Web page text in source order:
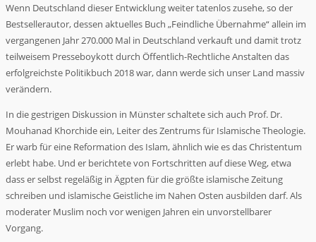
Wenn Deutschland dieser Entwicklung weiter tatenlos zusehe, so der
Bestsellerautor, dessen aktuelles Buch „Feindliche Übernahme“ allein im
vergangenen Jahr 270.000 Mal in Deutschland verkauft und damit trotz
teilweisem Presseboykott durch Öffentlich-Rechtliche Anstalten das
erfolgreichste Politikbuch 2018 war, dann werde sich unser Land massiv
verändern.
In die gestrigen Diskussion in Münster schaltete sich auch Prof. Dr.
Mouhanad Khorchide ein, Leiter des Zentrums für Islamische Theologie.
Er warb für eine Reformation des Islam, ähnlich wie es das Christentum
erlebt habe. Und er berichtete von Fortschritten auf diese Weg, etwa
dass er selbst regeläßig in Ägpten für die größte islamische Zeitung
schreiben und islamische Geistliche im Nahen Osten ausbilden darf. Als
moderater Muslim noch vor wenigen Jahren ein unvorstellbarer
Vorgang.